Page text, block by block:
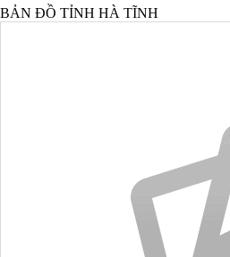
BẢN ĐỒ TỈNH HÀ TĨNH